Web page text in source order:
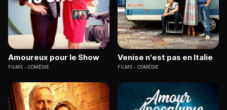
Amoureux pour le Show
FILMS COMÉDIE
Venise n'est pas en Italie
FILMS COMÉDIE